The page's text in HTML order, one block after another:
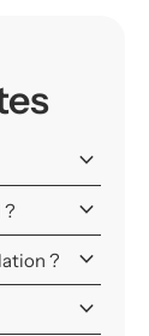
keyboard_arrow_down
? keyboard_arrow_down
? keyboard_arrow_down
keyboard_arrow_down